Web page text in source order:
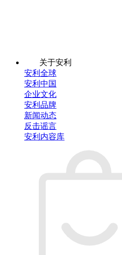
关于安利
安利全球
安利中国
企业文化
安利品牌
新闻动态
反击谣言
安利内容库